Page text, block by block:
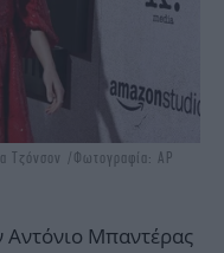
Τζόνσον /Φωτογραφία: AP
Αντόνιο Μπαντέρας